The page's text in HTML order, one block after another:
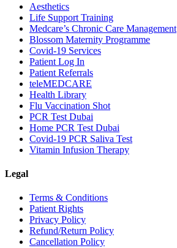
Aesthetics
Life Support Training
Medcare’s Chronic Care Management
Blossom Maternity Programme
Covid-19 Services
Patient Log In
Patient Referrals
teleMEDCARE
Health Library
Flu Vaccination Shot
PCR Test Dubai
Home PCR Test Dubai
Covid-19 PCR Saliva Test
Vitamin Infusion Therapy
Legal
Terms & Conditions
Patient Rights
Privacy Policy
Refund/Return Policy
Cancellation Policy